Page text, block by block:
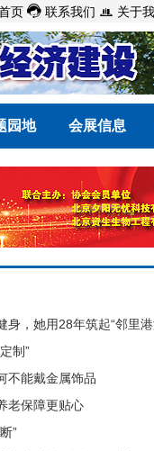
页  联系我们  关于
园地 会展信息
身，她用28年筑起“邻里港
制”
不能戴金属饰品
老保障更贴心
”